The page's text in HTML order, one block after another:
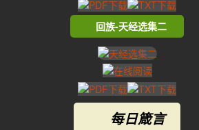
回族-天经选集二
每日箴言